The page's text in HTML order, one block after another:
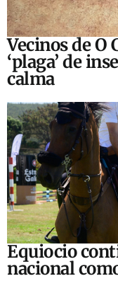
Vecinos de O
‘plaga’ de
calma
Equiocio
nacional